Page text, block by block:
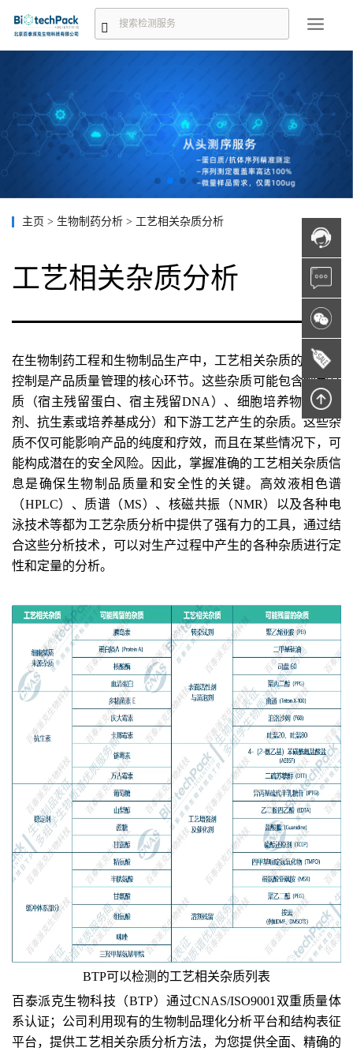
主页 > 生物制药分析 > 工艺相关杂质分析
工艺相关杂质分析
在生物制药工程和生物制品生产中，工艺相关杂质的检测和
控制是产品质量管理的核心环节。这些杂质可能包含细胞基
质（宿主残留蛋白、宿主残留DNA）、细胞培养物（诱导
剂、抗生素或培养基成分）和下游工艺产生的杂质。这些杂
质不仅可能影响产品的纯度和疗效，而且在某些情况下，可
能构成潜在的安全风险。
因此，掌握准确的工艺相关杂质信
息是确保生物制品质量和安全性的关键。高效液相色谱
（HPLC） 、质谱 （MS）、核磁共振（NMR）以及各种电
泳技术等都为工艺杂质分析中提供了强有力的工具， 通过结
合这些分析技术，可以对生产过程中产生的各种杂质进行定
性和定量的分析。
BTP可以检测的工艺相关杂质列表
百泰派克生物科技（BTP）通过CNAS/ISO9001双重质量体
系认证 ；公司 利用现有的生物制品理化分析平台和结构表征
平台，提供工艺相关杂质分析方法，为您提供全面、精确的